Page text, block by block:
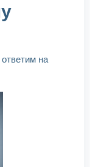
на